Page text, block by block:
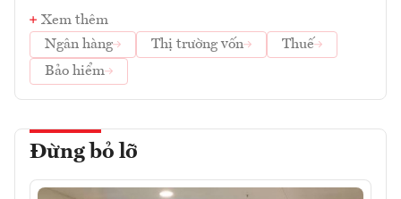
Xem thêm
Ngân hàng
Thị trường vốn
Thuế
Bảo hiểm
Đừng bỏ lỡ